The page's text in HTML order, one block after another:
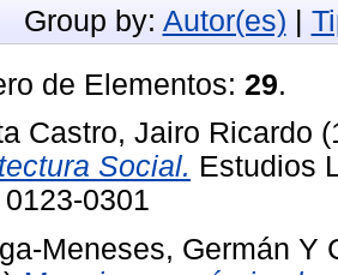
Group by: Autor(es) |
de Elementos: 29.
Castro, Jairo Ricardo
Social. Estudios
0301
Meneses, Germán Y